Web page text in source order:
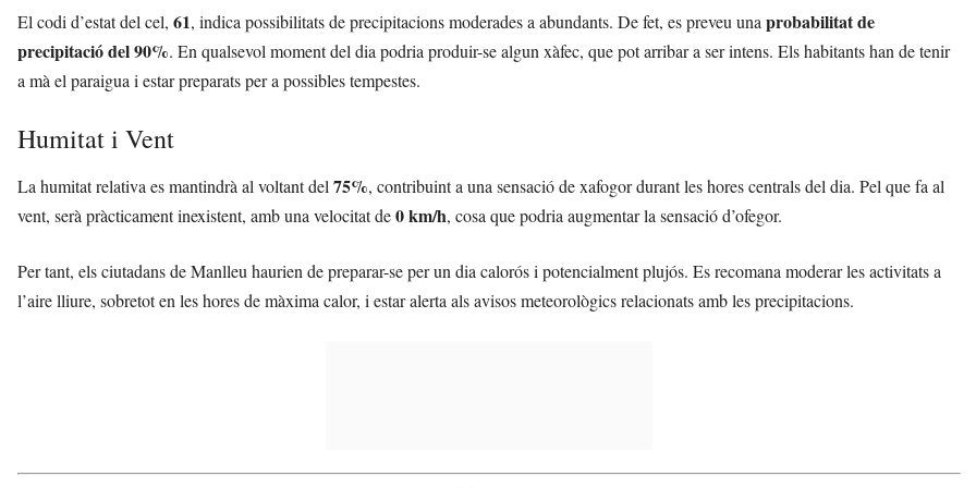
El codi d’estat del cel, 61, indica possibilitats de precipitacions moderades a abundants. De fet, es preveu una probabilitat de
precipitació del 90%. En qualsevol moment del dia podria produir-se algun xàfec, que pot arribar a ser intens. Els habitants han de tenir
a mà el paraigua i estar preparats per a possibles tempestes.
Humitat i Vent
La humitat relativa es mantindrà al voltant del 75%, contribuint a una sensació de xafogor durant les hores centrals del dia. Pel que fa al
vent, serà pràcticament inexistent, amb una velocitat de0 km/h, cosa que podria augmentar la sensació d’ofegor.
Per tant, els ciutadans de Manlleu haurien de preparar-se per un dia calorós i potencialment plujós. Es recomana moderar les activitats a
l’aire lliure, sobretot en les hores de màxima calor, i estar alerta als avisos meteorològics relacionats amb les precipitacions.